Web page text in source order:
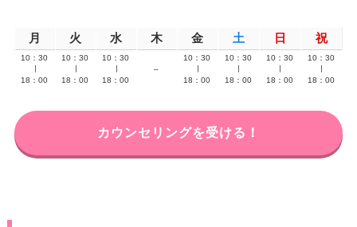
月 火 水 木 金 土 日 祝
10：30
18：00
10：30
18：00
10：30
18：00
–
10：30
18：00
10：30
18：00
10：30
18：00
10：30
18：00
カウンセリングを受ける！